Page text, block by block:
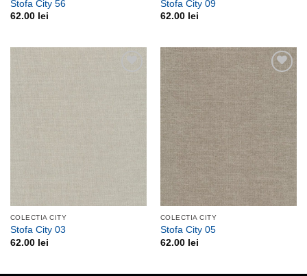
Stofa City 56
62.00 lei
Stofa City 09
62.00 lei
COLECTIA CITY
Stofa City 03
62.00 lei
Adauga
la
favorite
COLECTIA CITY
Stofa City 05
62.00 lei